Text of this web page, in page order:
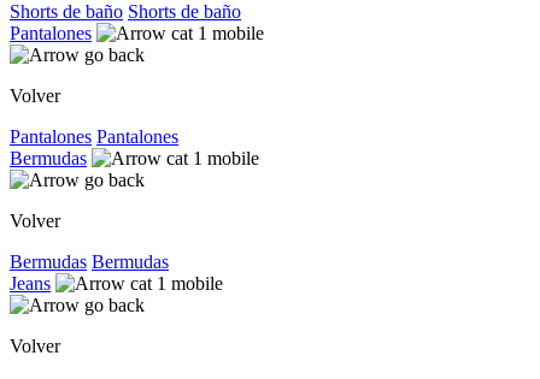
Shorts de baño Shorts de baño
Pantalones
Volver
Pantalones Pantalones
Bermudas
Volver
Bermudas Bermudas
Jeans
Volver